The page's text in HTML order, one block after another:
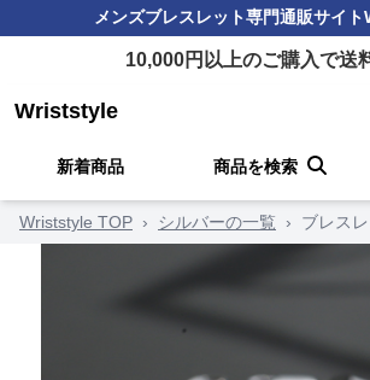
メンズブレスレット専門通販サイト
10,000円以上のご購入で送
Wriststyle
新着商品 商品を検索
Wriststyle TOP › シルバーの一覧 › ブレス